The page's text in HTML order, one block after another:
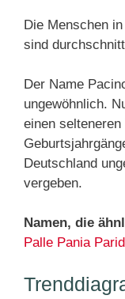
Die Menschen
sind
Der Name
ungewöhnlich.
einen
Deutschland
vergeben.
Namen, die
Palle Pania Parid